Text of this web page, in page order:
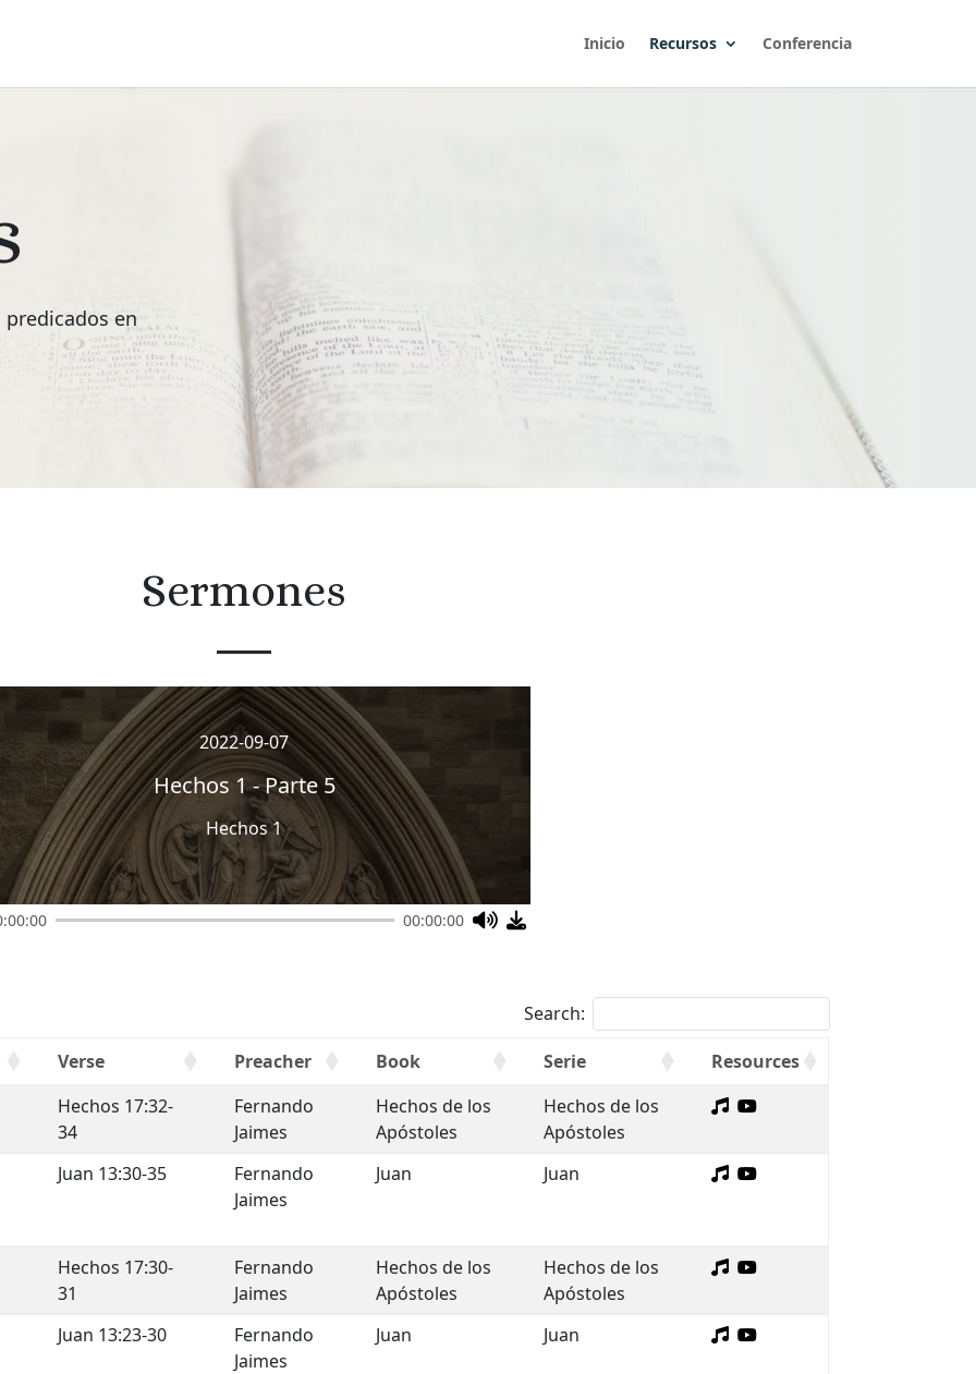
Inicio Recursos Conferencia
predicados en
Sermones
2022-09-07
Hechos 1 - Parte 5
Hechos 1
00:00:00
Search:
Verse
Preacher Book Serie
Resources
Hechos 17:32-
34
Fernando
Jaimes
Hechos de los
Apóstoles
Hechos de los
Apóstoles
Juan 13:30-35
Fernando
Jaimes
Juan Juan
Hechos 17:30-
31
Fernando
Jaimes
Hechos de los
Apóstoles
Hechos de los
Apóstoles
Juan 13:23-30
Fernando
Jaimes
Juan Juan